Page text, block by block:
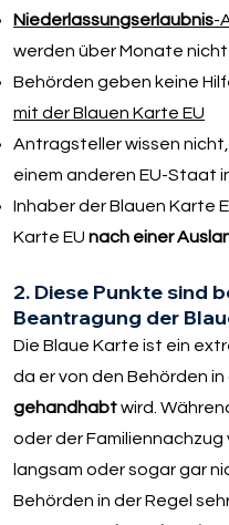
Niederlassungserlaubnis-
werden über Monate
Behörden geben keine
mit der Blauen Karte EU
Antragsteller wissen
einem anderen EU-Staat
Inhaber der Blauen Karte
Karte EUnach einer
2. Diese Punkte sind
Beantragung der
Die Blaue Karte ist ein
da er von den Behörden in
gehandhabtwird.
oder der
langsam oder sogar gar
Behörden in der Regel